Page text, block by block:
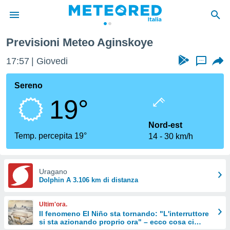
di
per
le
di
Web
le
Previsioni Meteo Aginskoye
17:57 Giovedi ...
Sereno
19°
Temp. percepita 19°
Nord-est
14
30 km/h
Uragano
Dolphin A 3.106 km di distanza
Ultim'ora.
Il fenomeno El Niño sta tornando: "L'interruttore
si sta azionando proprio ora" – ecco cosa ci